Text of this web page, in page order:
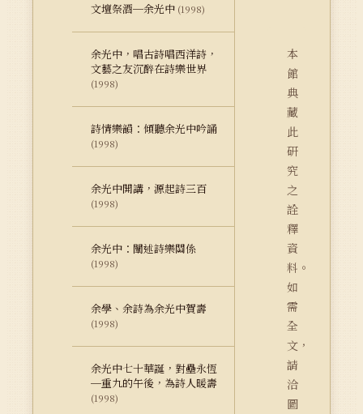
文壇祭酒─余光中 (1998)
余光中，唱古詩唱西洋詩，
文藝之友沉醉在詩樂世界
(1998)
詩情樂韻：傾聽余光中吟誦
(1998)
余光中開講，源起詩三百
(1998)
余光中：闡述詩樂關係
(1998)
余學、余詩為余光中賀壽
(1998)
余光中七十華誕，對壘永恆
─重九的午後，為詩人暖壽
(1998)
本
館
典
藏
此
研
究
之
詮
釋
資
料。
如
需
全
文，
請
洽
圖